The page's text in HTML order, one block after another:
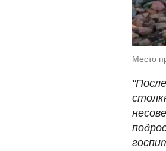
Место